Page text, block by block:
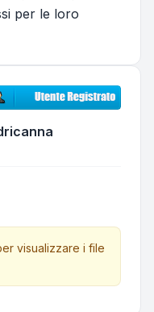
per le loro
visualizzare i file